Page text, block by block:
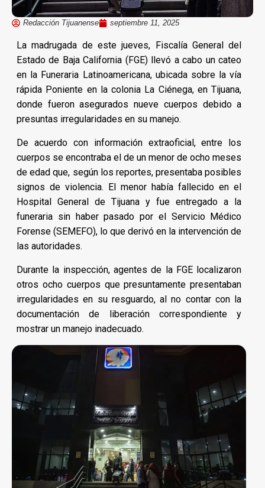
Redacción Tijuanense septiembre 11, 2025
La madrugada de este jueves, Fiscalía General del
Estado de Baja California (FGE) llevó a cabo un cateo
en la Funeraria Latinoamericana, ubicada sobre la vía
rápida Poniente en la colonia La Ciénega, en Tijuana,
donde fueron asegurados nueve cuerpos debido a
presuntas irregularidades en su manejo.
De acuerdo con información extraoficial, entre los
cuerpos se encontraba el de un menor de ocho meses
de edad que, según los reportes, presentaba posibles
signos de violencia. El menor había fallecido en el
Hospital General de Tijuana y fue entregado a la
funeraria sin haber pasado por el Servicio Médico
Forense (SEMEFO), lo que derivó en la intervención de
las autoridades.
Durante la inspección, agentes de la FGE localizaron
otros ocho cuerpos que presuntamente presentaban
irregularidades en su resguardo, al no contar con la
documentación de liberación correspondiente y
mostrar un manejo inadecuado.